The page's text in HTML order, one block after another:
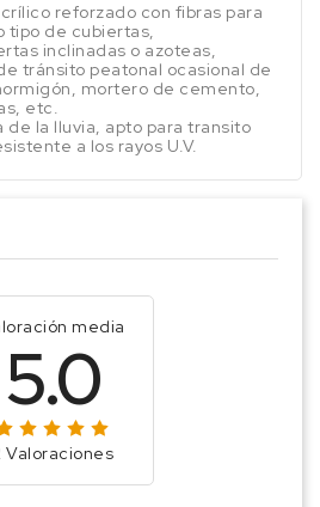
reforzado con fibras para
tipo de cubiertas,
inclinadas o azoteas,
tránsito peatonal ocasional de
mortero de cemento,
etc.
de la lluvia, apto para transito
a los rayos U.V.
media
5.0
Valoraciones